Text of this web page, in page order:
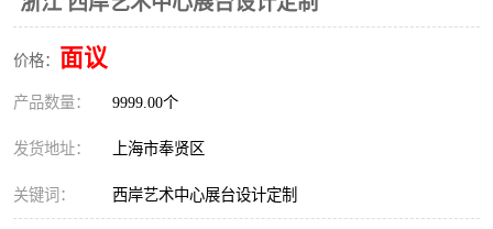
价格： 面议
产品数量： 9999.00个
发货地址： 上海市奉贤区
关键词： 西岸艺术中心展台设计定制